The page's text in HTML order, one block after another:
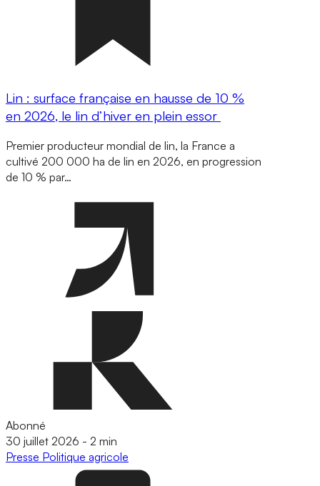
Lin : surface française en hausse de 10 %
en 2026, le lin d’hiver en plein essor
Premier producteur mondial de lin, la France a
cultivé 200 000 ha de lin en 2026, en progression
de 10 % par…
Abonné
30 juillet 2026 - 2 min
Presse Politique agricole